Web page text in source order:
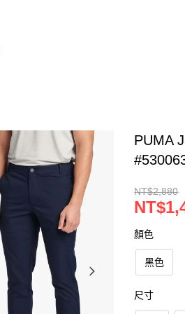
PUMA
NT$2,880
顏色
黑色
尺寸